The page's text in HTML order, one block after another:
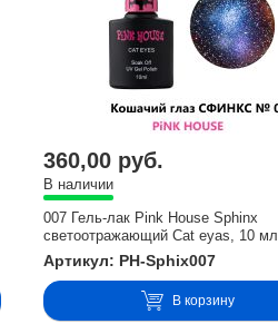
360,00 руб.
В наличии
007 Гель-лак Pink House Sphinx
светоотражающий Cat eyas, 10 мл
Артикул: PH-Sphix007
В корзину